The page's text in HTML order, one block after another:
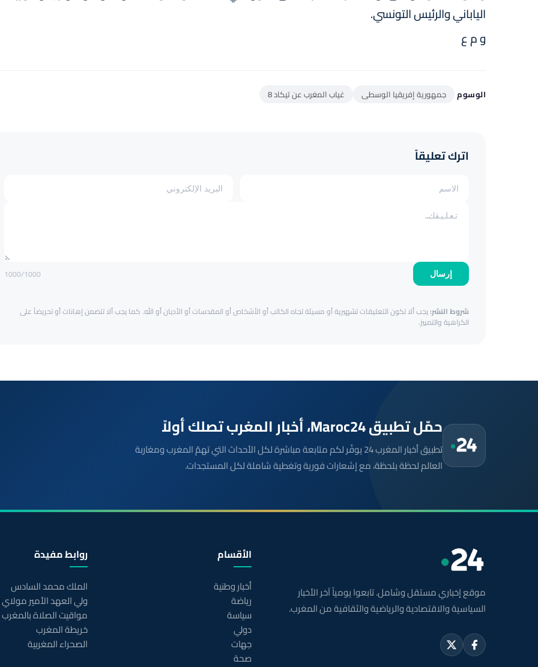
الياباني والرئيس التونسي.
و م ع
الوسوم جمهورية إفريقيا الوسطى غياب المغرب عن تيكاد 8
اترك تعليقاً
إرسال 1000/1000
شروط النشر:يجب ألا تكون التعليقات تشهيرية أو مسيئة تجاه الكاتب أو الأشخاص أو المقدسات أو الأديان أو الله. كما يجب ألا تتضمن إهانات أو تحريضاً على
الكراهية والتمييز.
حمّل تطبيق Maroc24، أخبار المغرب تصلك أولاً
تطبيق أخبار المغرب 24 يوفّر لكم متابعة مباشرة لكل الأحداث التي تهمّ المغرب ومغاربة
العالم لحظة بلحظة، مع إشعارات فورية وتغطية شاملة لكل المستجدات.
موقع إخباري مستقل وشامل. تابعوا يومياً آخر الأخبار
السياسية والاقتصادية والرياضية والثقافية من المغرب.
الأقسام
أخبار وطنية
رياضة
سياسة
دولي
جهات
صحة
روابط مفيدة
الملك محمد السادس
ولي العهد الأمير
مواقيت الصلاة بالمغرب
خريطة المغرب
الصحراء المغربية